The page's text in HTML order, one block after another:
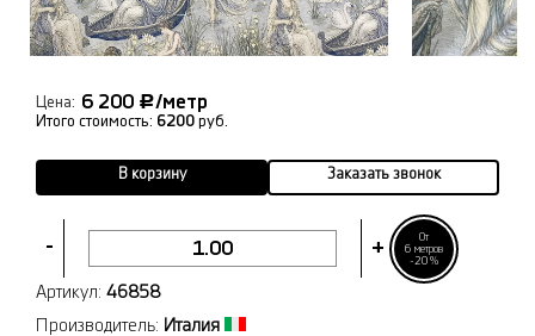
- +
От
6 метров
-20%
Цена: 6 200 Р/метр
Итого стоимость: 6200 руб.
В корзину Заказать звонок
Артикул: 46858
Производитель: Италия